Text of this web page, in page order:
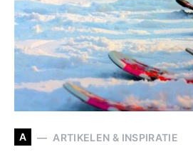
A ARTIKELEN & INSPIRATIE